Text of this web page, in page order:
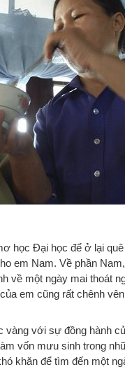
học Đại học để ở lại
em Nam. Về phần
về một ngày mai thoát
em cũng rất chênh
với sự đồng hành
vốn mưu sinh trong
khăn để tìm đến một